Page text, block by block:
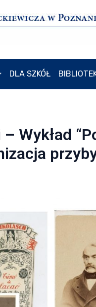
DLA SZKÓŁ
Wykład